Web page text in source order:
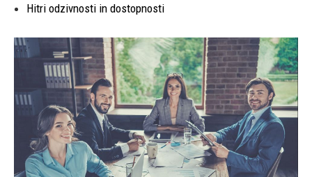
Hitri odzivnosti in dostopnosti